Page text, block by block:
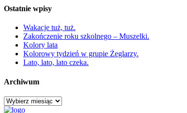
Ostatnie wpisy
Wakacje tuż, tuż.
Zakończenie roku szkolnego – Muszelki.
Kolory lata
Kolorowy tydzień w grupie Żeglarzy.
Lato, lato, lato czeka.
Archiwum
Archiwum